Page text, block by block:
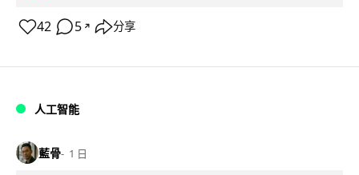
42 5 ↗ 分享
人工智能
藍骨 1 日